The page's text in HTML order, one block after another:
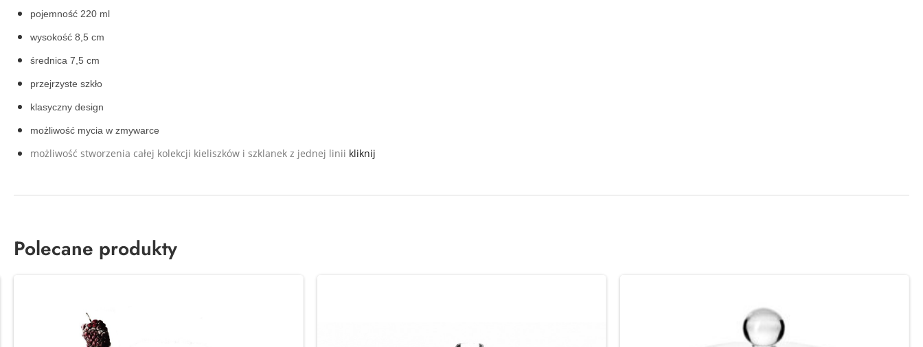
pojemność 220 ml
wysokość 8,5 cm
średnica 7,5 cm
przejrzyste szkło
klasyczny design
możliwość mycia w zmywarce
możliwość stworzenia całej kolekcji kieliszków i szklanek z jednej linii kliknij
Polecane produkty